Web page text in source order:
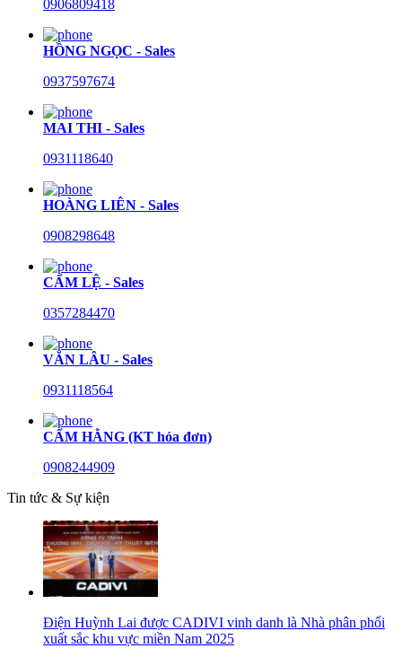
0906809418
HỒNG NGỌC - Sales
0937597674
MAI THI - Sales
0931118640
HOÀNG LIÊN - Sales
0908298648
CẨM LỆ - Sales
0357284470
VĂN LÂU - Sales
0931118564
CẨM HẰNG (KT hóa đơn)
0908244909
Tin tức & Sự kiện
Điện Huỳnh Lai được CADIVI vinh danh là Nhà phân phối
xuất sắc khu vực miền Nam 2025